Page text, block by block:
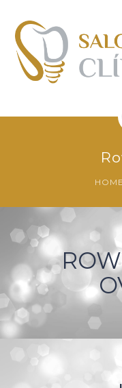
QUIENES SOMOS
CONTACTO
BLOG
QUIENES SOMOS
CONTACTO
BLOG
HOME